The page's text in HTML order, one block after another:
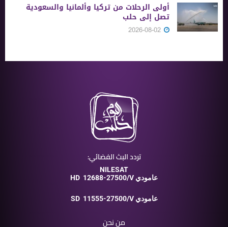
أولى الرحلات من ‏تركيا وألمانيا والسعودية
تصل إلى حلب
تردد البث الفضائي:
NILESAT
HD
12688-27500/V عامودي
SD 11555-27500/V عامودي
من نحن